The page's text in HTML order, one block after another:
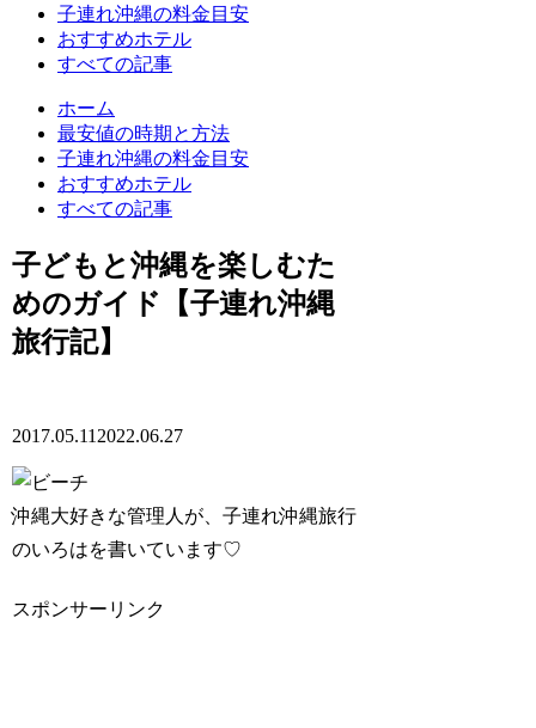
子連れ沖縄の料金目安
おすすめホテル
すべての記事
ホーム
最安値の時期と方法
子連れ沖縄の料金目安
おすすめホテル
すべての記事
子どもと沖縄を楽しむた
めのガイド【子連れ沖縄
旅行記】
2017.05.11 2022.06.27
沖縄大好きな管理人が、子連れ沖縄旅行
のいろはを書いています♡
スポンサーリンク